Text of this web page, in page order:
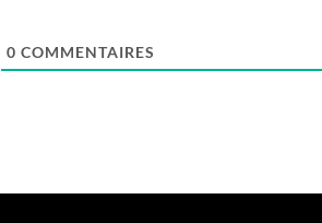
0 COMMENTAIRES